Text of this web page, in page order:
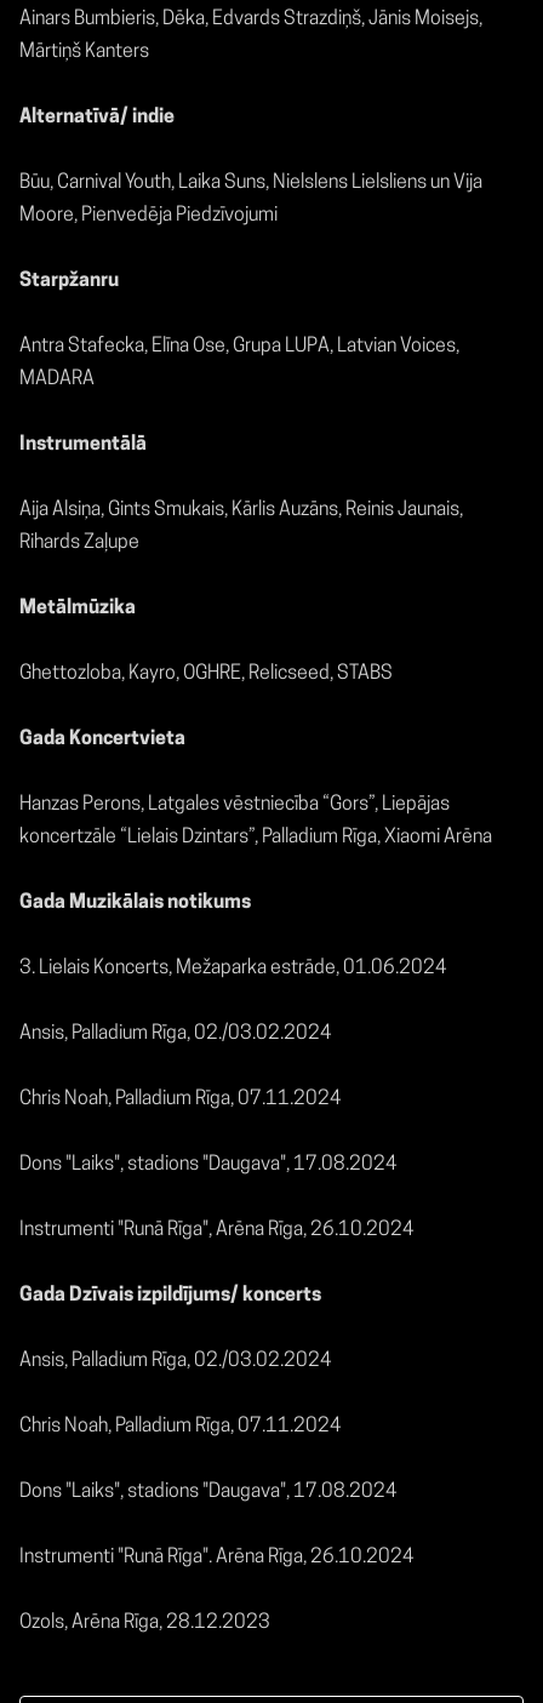
Ainars Bumbieris, Dēka, Edvards Strazdiņš, Jānis Moisejs,
Mārtiņš Kanters
Alternatīvā/ indie
Būu, Carnival Youth, Laika Suns, Nielslens Lielsliens un Vija
Moore, Pienvedēja Piedzīvojumi
Starpžanru
Antra Stafecka, Elīna Ose, Grupa LUPA, Latvian Voices,
MADARA
Instrumentālā
Aija Alsiņa, Gints Smukais, Kārlis Auzāns, Reinis Jaunais,
Rihards Zaļupe
Metālmūzika
Ghettozloba, Kayro, OGHRE, Relicseed, STABS
Gada Koncertvieta
Hanzas Perons, Latgales vēstniecība “Gors”, Liepājas
koncertzāle “Lielais Dzintars”, Palladium Rīga, Xiaomi Arēna
Gada Muzikālais notikums
3. Lielais Koncerts, Mežaparka estrāde, 01.06.2024
Ansis, Palladium Rīga, 02./03.02.2024
Chris Noah, Palladium Rīga, 07.11.2024
Dons "Laiks", stadions "Daugava", 17.08.2024
Instrumenti "Runā Rīga", Arēna Rīga, 26.10.2024
Gada Dzīvais izpildījums/ koncerts
Ansis, Palladium Rīga, 02./03.02.2024
Chris Noah, Palladium Rīga, 07.11.2024
Dons "Laiks", stadions "Daugava", 17.08.2024
Instrumenti "Runā Rīga". Arēna Rīga, 26.10.2024
Ozols, Arēna Rīga, 28.12.2023